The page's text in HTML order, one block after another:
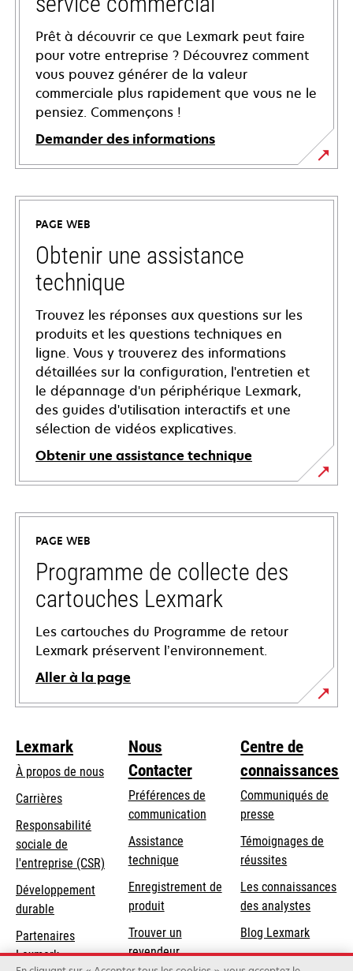
Prêt à découvrir ce que Lexmark peut faire
pour votre entreprise ? Découvrez comment
vous pouvez générer de la valeur
commerciale plus rapidement que vous ne le
pensiez. Commençons !
Demander des informations
PAGE WEB
Obtenir une assistance
technique
Trouvez les réponses aux questions sur les
produits et les questions techniques en
ligne. Vous y trouverez des informations
détaillées sur la configuration, l'entretien et
le dépannage d'un périphérique Lexmark,
des guides d'utilisation interactifs et une
sélection de vidéos explicatives.
Obtenir une assistance technique
s’ouvre
dans
nouvel
onglet
PAGE WEB
Programme de collecte des
cartouches Lexmark
Les cartouches du Programme de retour
Lexmark préservent l’environnement.
Aller à la page
Lexmark
À propos de nous
Carrières
s’ouvre
dans
un
nouvel
onglet
Responsabilité
sociale de
l'entreprise (CSR) s’ouvre
onglet
Développement
durable
Partenaires
Lexmark
Nous
Contacter
Préférences de
communication
s’ouvre
dans
un
nouvel
onglet
Assistance
techniques’ouvre
un
onglet
Enregistrement de
produit
Trouver un
revendeur
Centre de
connaissances
Communiqués de
presse
Témoignages de
réussites
Les connaissances
des analystes
Blog Lexmark